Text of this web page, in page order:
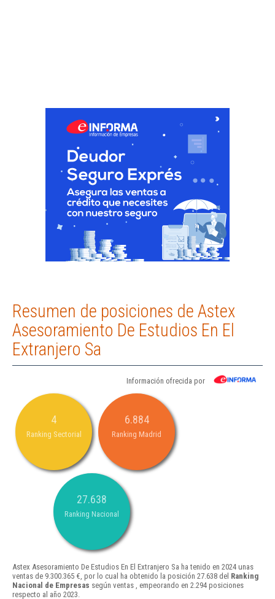
Resumen de posiciones de Astex
Asesoramiento De Estudios En El
Extranjero Sa
Información ofrecida por
4
Ranking Sectorial
6.884
Ranking Madrid
27.638
Ranking Nacional
Astex Asesoramiento De Estudios En El Extranjero Sa ha tenido en 2024 unas
ventas de 9.300.365 €, por lo cual ha obtenido la posición 27.638 del Ranking
Nacional de Empresas según ventas , empeorando en 2.294 posiciones
respecto al año 2023.